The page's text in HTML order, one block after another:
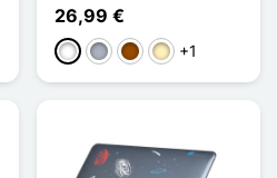
26,99 €
WeißGrauBraunGolden
+1